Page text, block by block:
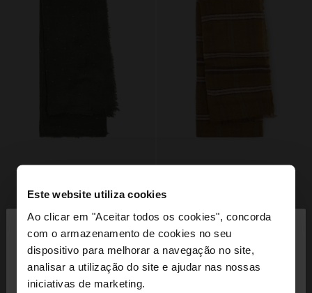
Este website utiliza cookies
Ao clicar em "Aceitar todos os cookies", concorda
com o armazenamento de cookies no seu
dispositivo para melhorar a navegação no site,
analisar a utilização do site e ajudar nas nossas
iniciativas de marketing.
Está a aceder ao site a partir de Portugal. Deseja
navegar no nosso site United States?